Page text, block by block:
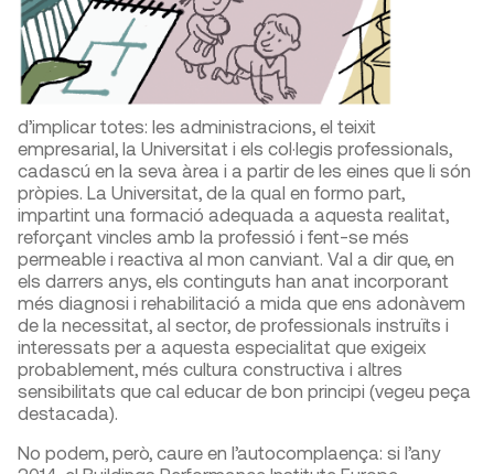
d’implicar totes: les administracions, el teixit
empresarial, la Universitat i els col·legis professionals,
cadascú en la seva àrea i a partir de les eines que li són
pròpies. La Universitat, de la qual en formo part,
impartint una formació adequada a aquesta realitat,
reforçant vincles amb la professió i fent-se més
permeable i reactiva al mon canviant. Val a dir que, en
els darrers anys, els continguts han anat incorporant
més diagnosi i rehabilitació a mida que ens adonàvem
de la necessitat, al sector, de professionals instruïts i
interessats per a aquesta especialitat que exigeix
probablement, més cultura constructiva i altres
sensibilitats que cal educar de bon principi (vegeu peça
destacada).
No podem, però, caure en l’autocomplaença: si l’any